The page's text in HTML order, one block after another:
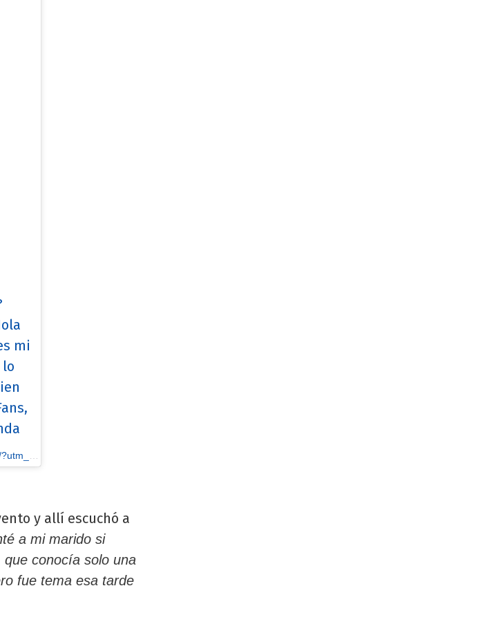
mi
Fernandez
y allí escuchó a
a mi marido si
conocía solo una
fue tema esa tarde